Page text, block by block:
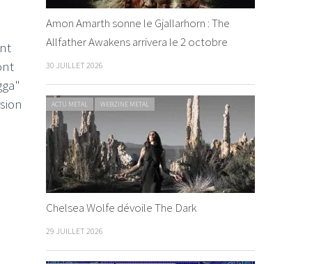
Amon Amarth sonne le Gjallarhorn : The
Allfather Awakens arrivera le 2 octobre
30 JUILLET 2026
ACTU METAL WEBZINE METAL
Chelsea Wolfe dévoile The Dark
29 JUILLET 2026